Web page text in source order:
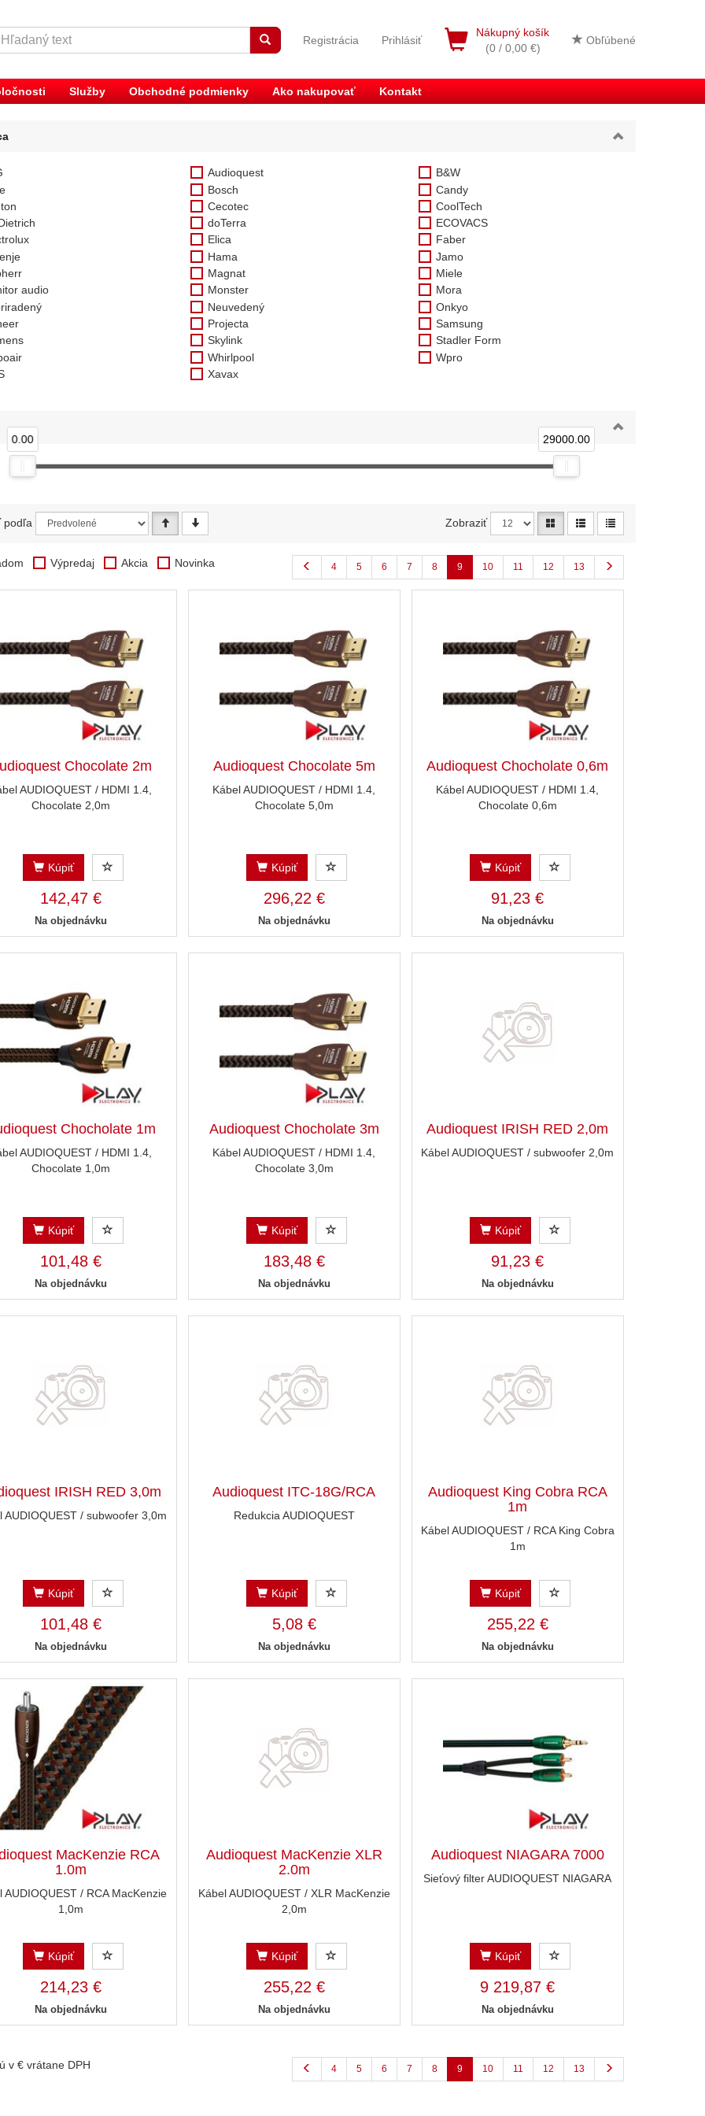
Nákupný košík
(0 / 0,00 €)
Obľúbené
Registrácia Prihlásiť
Služby Obchodné podmienky Ako nakupovať Kontakt
Audioquest
B&W
Bosch
Candy
Cecotec
CoolTech
doTerra
ECOVACS
Elica
Faber
Hama
Jamo
Magnat
Miele
audio
Monster
Mora
Neuvedený
Onkyo
Projecta
Samsung
Skylink
Stadler Form
Whirlpool
Wpro
Xavax
0.00 29000.00
podľa Zobraziť
Výpredaj Akcia Novinka 4 5 6 7 8 9 10 11 12 13
Chocolate 2m
AUDIOQUEST / HDMI 1.4,
Chocolate 2,0m
Kúpiť
142,47 €
Na objednávku
Audioquest Chocolate 5m
Kábel AUDIOQUEST / HDMI 1.4,
Chocolate 5,0m
Kúpiť
296,22 €
Na objednávku
Audioquest Chocholate 0,6m
Kábel AUDIOQUEST / HDMI 1.4,
Chocolate 0,6m
Kúpiť
91,23 €
Na objednávku
Chocholate 1m
AUDIOQUEST / HDMI 1.4,
Chocolate 1,0m
Kúpiť
101,48 €
Na objednávku
Audioquest Chocholate 3m
Kábel AUDIOQUEST / HDMI 1.4,
Chocolate 3,0m
Kúpiť
183,48 €
Na objednávku
Audioquest IRISH RED 2,0m
Kábel AUDIOQUEST / subwoofer 2,0m
Kúpiť
91,23 €
Na objednávku
IRISH RED 3,0m
AUDIOQUEST / subwoofer 3,0m
Kúpiť
101,48 €
Na objednávku
Audioquest ITC-18G/RCA
Redukcia AUDIOQUEST
Kúpiť
5,08 €
Na objednávku
Audioquest King Cobra RCA
1m
Kábel AUDIOQUEST / RCA King Cobra
1m
Kúpiť
255,22 €
Na objednávku
MacKenzie RCA
1.0m
AUDIOQUEST / RCA MacKenzie
1,0m
Kúpiť
214,23 €
Na objednávku
Audioquest MacKenzie XLR
2.0m
Kábel AUDIOQUEST / XLR MacKenzie
2,0m
Kúpiť
255,22 €
Na objednávku
Audioquest NIAGARA 7000
Sieťový filter AUDIOQUEST NIAGARA
Kúpiť
9 219,87 €
Na objednávku
v € vrátane DPH 4 5 6 7 8 9 10 11 12 13